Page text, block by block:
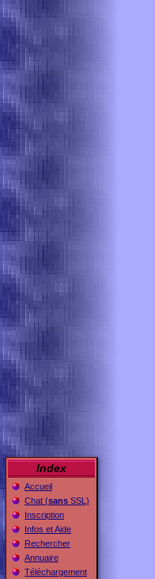
Index
Accueil
Chat (sans SSL)
Inscription
Infos et Aide
Rechercher
Annuaire
Téléchargement